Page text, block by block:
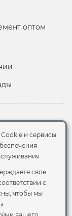
оптом
и сервисы
свое
с
чтобы мы